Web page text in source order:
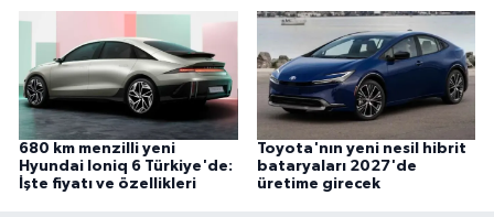
680 km menzilli yeni
Hyundai Ioniq 6 Türkiye'de:
İşte fiyatı ve özellikleri
Toyota'nın yeni nesil hibrit
bataryaları 2027'de
üretime girecek